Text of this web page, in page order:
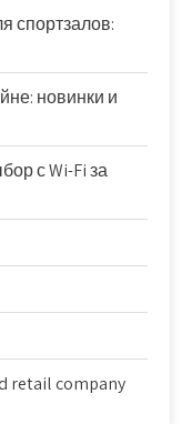
спортзалов:
новинки и
с Wi-Fi за
retail company